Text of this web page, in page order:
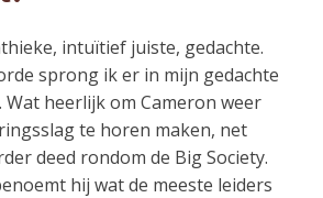
intuïtief juiste, gedachte.
sprong ik er in mijn gedachte
heerlijk om Cameron weer
te horen maken, net
deed rondom de Big Society.
hij wat de meeste leiders